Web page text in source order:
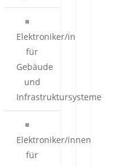
Elektroniker/in
für
Gebäude
und
Infrastruktursysteme
Elektroniker/innen
für